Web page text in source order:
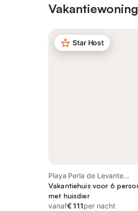
Star Host
Playa Perla de Levante
(Cartagena), Cartagena
Vakantiehuis voor 6
met huisdier
vanaf€ 111per nacht